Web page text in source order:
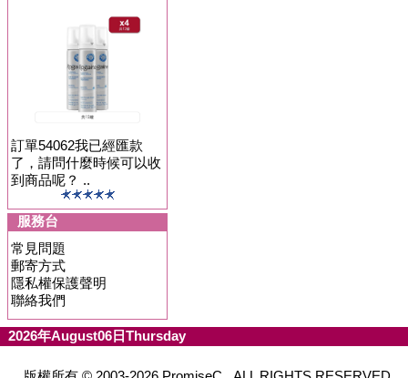
訂單54062我已經匯款
了，請問什麼時候可以收
到商品呢？ ..
服務台
常見問題
郵寄方式
隱私權保護聲明
聯絡我們
2026年August06日Thursday